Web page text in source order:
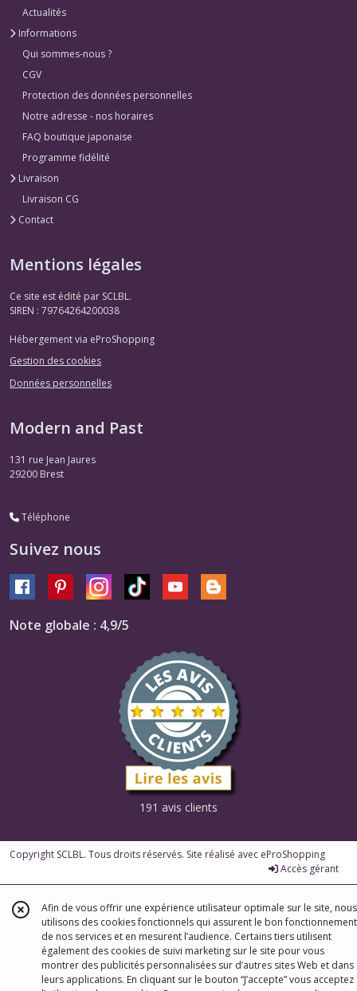
Actualités
Informations
Qui sommes-nous ?
CGV
Protection des données personnelles
Notre adresse - nos horaires
FAQ boutique japonaise
Programme fidélité
Livraison
Livraison CG
Contact
Mentions légales
Ce site est édité par SCLBL.
SIREN : 79764264200038
Hébergement via eProShopping
Gestion des cookies
Données personnelles
Modern and Past
131 rue Jean Jaures
29200 Brest
Téléphone
Suivez nous
Note globale : 4,9/5
191 avis clients
Copyright SCLBL. Tous droits réservés. Site réalisé avec eProShopping
Accès gérant
Afin de vous offrir une expérience utilisateur optimale sur le site, nous
utilisons des cookies fonctionnels qui assurent le bon fonctionnement
de nos services et en mesurent l’audience. Certains tiers utilisent
également des cookies de suivi marketing sur le site pour vous
montrer des publicités personnalisées sur d’autres sites Web et dans
leurs applications. En cliquant sur le bouton “J’accepte” vous acceptez